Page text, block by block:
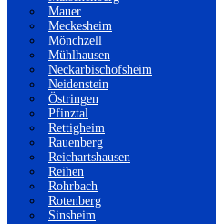
Mauer
Meckesheim
Mönchzell
Mühlhausen
Neckarbischofsheim
Neidenstein
Östringen
Pfinztal
Rettigheim
Rauenberg
Reichartshausen
Reihen
Rohrbach
Rotenberg
Sinsheim